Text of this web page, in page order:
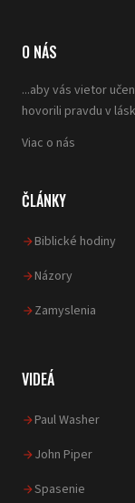
O NÁS
...aby vás vietor
hovorili pravdu v
Viac o nás
ČLÁNKY
Biblické hodiny
Názory
Zamyslenia
VIDEÁ
Paul Washer
John Piper
Spasenie